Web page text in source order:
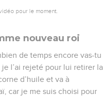
pour le moment.
nouveau roi
de temps encore vas-tu
l’ai rejeté pour lui retirer la
d’huile et va à
car je me suis choisi pour